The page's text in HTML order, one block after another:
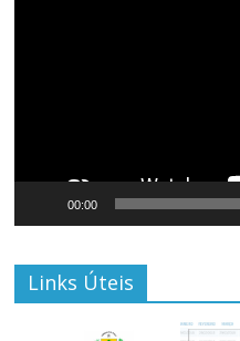
00:00
Links Úteis